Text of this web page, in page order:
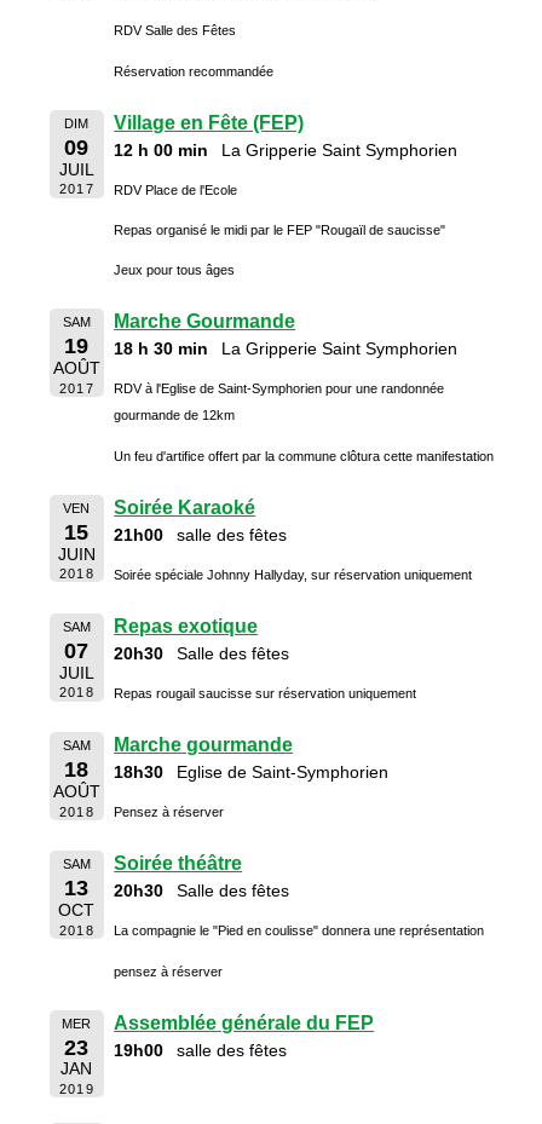
RDV Salle des Fêtes
Réservation recommandée
DIM
09
JUIL
2017
Village en Fête (FEP)
12 h 00 min La Gripperie Saint Symphorien
RDV Place de l'Ecole
Repas organisé le midi par le FEP "Rougaïl de saucisse"
Jeux pour tous âges
SAM
19
AOÛT
2017
Marche Gourmande
18 h 30 min La Gripperie Saint Symphorien
RDV à l'Eglise de Saint-Symphorien pour une randonnée
gourmande de 12km
Un feu d'artifice offert par la commune clôtura cette manifestation
VEN
15
JUIN
2018
Soirée Karaoké
21h00 salle des fêtes
Soirée spéciale Johnny Hallyday, sur réservation uniquement
SAM
07
JUIL
2018
Repas exotique
20h30 Salle des fêtes
Repas rougail saucisse sur réservation uniquement
SAM
18
AOÛT
2018
Marche gourmande
18h30 Eglise de Saint-Symphorien
Pensez à réserver
SAM
13
OCT
2018
Soirée théâtre
20h30 Salle des fêtes
La compagnie le "Pied en coulisse" donnera une représentation
pensez à réserver
MER
23
JAN
2019
Assemblée générale du FEP
19h00 salle des fêtes